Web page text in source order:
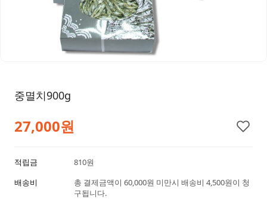
중멸치900g
27,000원
적립금
810원
배송비
총 결제금액이 60,000원 미만시 배송비 4,500원이 청
구됩니다.